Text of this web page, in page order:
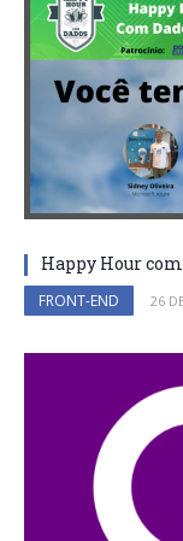
Happy Hour com
FRONT-END 26